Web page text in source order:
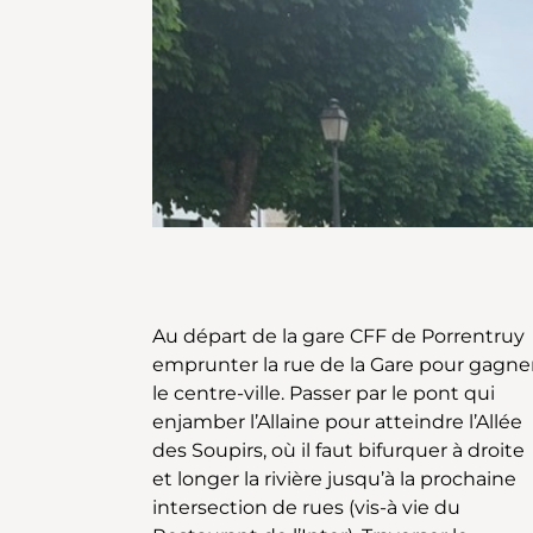
Au départ de la gare CFF de Porrentruy
emprunter la rue de la Gare pour
le centre-ville. Passer par le pont qui
enjamber l’Allaine pour atteindre l’Allée
des Soupirs, où il faut bifurquer à droite
et longer la rivière jusqu’à la prochaine
intersection de rues (vis-à vie du
s’engager dans la magnifique forêt du
Grand Fahy. Près de Varadin, à
traverser la route cantonale Porrentruy-
Fahy et peu après la route menant à
Courchavon, vers le hameau étiré de
Mormont. Traverser le hameau jusqu’aux
dernières maisons. A l’intersection de la